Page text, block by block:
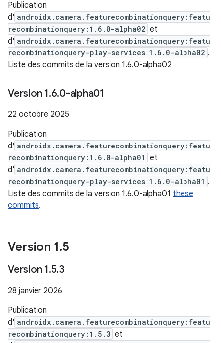
Publication
d' androidx.camera.featurecombinationquery:featu
recombinationquery:1.6.0-alpha02 et
d' androidx.camera.featurecombinationquery:featu
recombinationquery-play-services:1.6.0-alpha02 .
Liste des commits de la version 1.6.0-alpha02
Version 1.6.0-alpha01
22 octobre 2025
Publication
d' androidx.camera.featurecombinationquery:featu
recombinationquery:1.6.0-alpha01
et
d' androidx.camera.featurecombinationquery:featu
recombinationquery-play-services:1.6.0-alpha01 .
Liste des commits de la version 1.6.0-alpha01 these
commits.
Version 1.5
Version 1.5.3
28 janvier 2026
Publication
d' androidx.camera.featurecombinationquery:featu
recombinationquery:1.5.3 et